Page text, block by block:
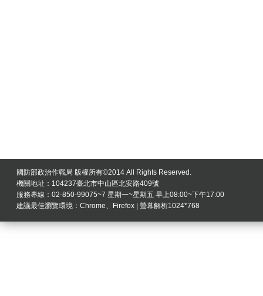
國防部政治作戰局 版權所有©2014 All Rights Reserved.
機關地址：104237臺北市中山區北安路409號
服務專線：02-850-99075~7 星期一~星期五 早上08:00~下午17:00
建議最佳瀏覽環境：Chrome、Firefox | 螢幕解析1024*768